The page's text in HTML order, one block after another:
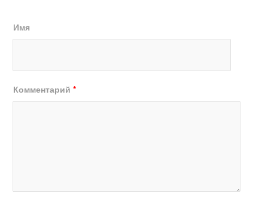
Имя
Комментарий*